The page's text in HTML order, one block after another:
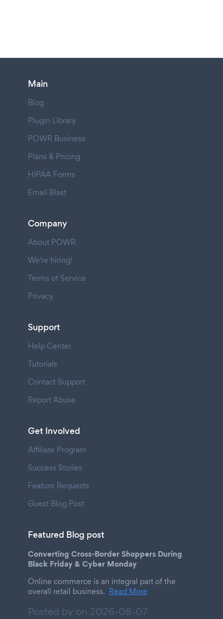
Main
Blog
Plugin Library
POWR Business
Plans & Pricing
HIPAA Forms
Email Blast
Company
About POWR
We're hiring!
Terms of Service
Privacy
Support
Help Center
Tutorials
Contact Support
Report Abuse
Get Involved
Affiliate Program
Success Stories
Feature Requests
Guest Blog Post
Featured Blog post
Converting Cross-Border Shoppers During
Black Friday & Cyber Monday
Online commerce is an integral part of the
overall retail business. Read More
Posted by on 2026-08-07